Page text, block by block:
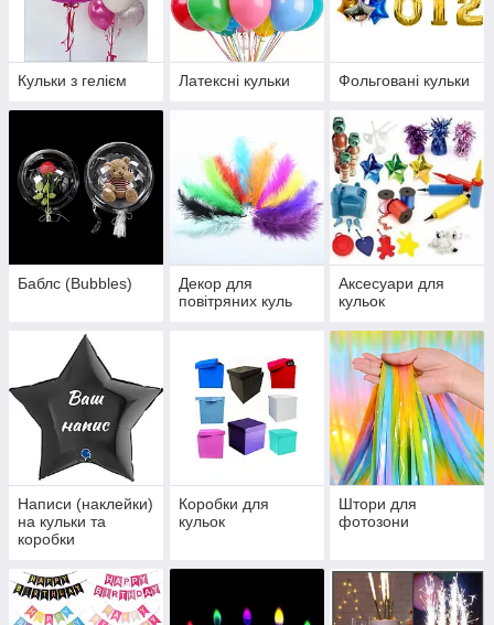
Кульки з гелієм Латексні кульки Фольговані кульки
Баблс (Bubbles)
Декор для
повітряних куль
Аксесуари для
кульок
Написи (наклейки)
на кульки та
коробки
Коробки для
кульок
Штори для
фотозони